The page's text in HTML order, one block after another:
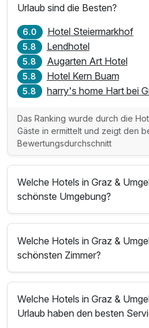
Urlaub sind die Besten?
6.0 Hotel Steiermarkhof
5.8 Lendhotel
5.8 Augarten Art Hotel
5.8 Hotel Kern Buam
5.8 harry's home Hart bei
Das Ranking wurde durch die
Gäste in ermittelt und zeigt den
Bewertungsdurchschnitt
Welche Hotels in Graz &
schönste Umgebung?
Welche Hotels in Graz &
schönsten Zimmer?
Welche Hotels in Graz &
Urlaub haben den besten